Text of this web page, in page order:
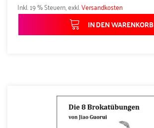
Inkl. 19 % Steuern,exkl.Versandkosten
IN DEN WARENKORB